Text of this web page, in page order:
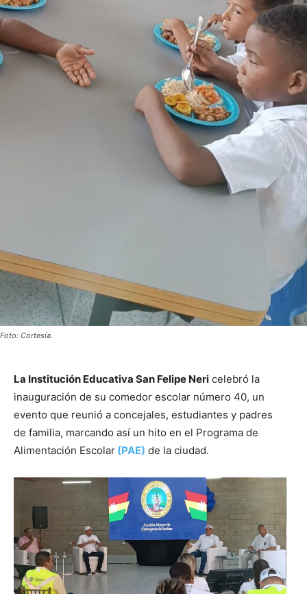
Foto: Cortesía.
La Institución Educativa San Felipe Neri celebró la
inauguración de su comedor escolar número 40, un
evento que reunió a concejales, estudiantes y padres
de familia, marcando así un hito en el Programa de
Alimentación Escolar (PAE) de la ciudad.